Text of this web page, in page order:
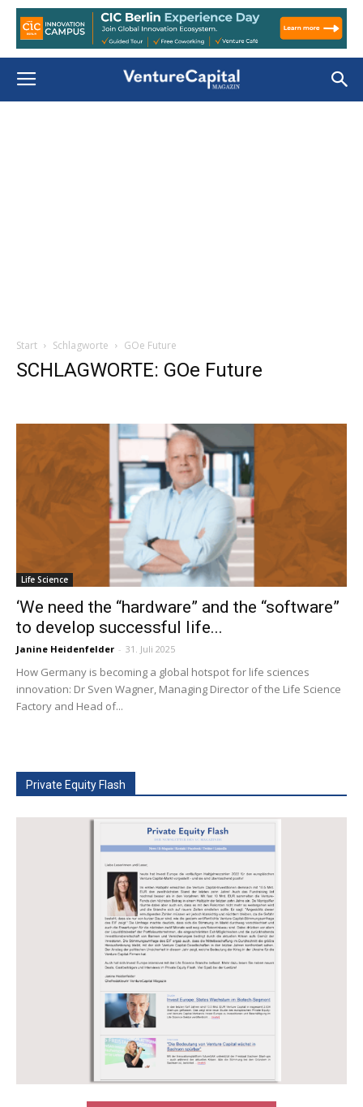
Start Schlagworte GOe Future
SCHLAGWORTE: GOe Future
Life Science
‘We need the “hardware” and the “software”
to develop successful life...
Janine Heidenfelder - 31. Juli 2025
How Germany is becoming a global hotspot for life sciences
innovation: Dr Sven Wagner, Managing Director of the Life Science
Factory and Head of...
Private Equity Flash